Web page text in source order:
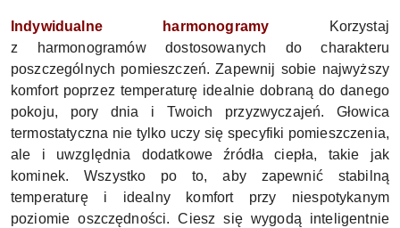
Indywidualne harmonogramy
Korzystaj
z harmonogramów dostosowanych do charakteru
poszczególnych pomieszczeń. Zapewnij sobie najwyższy
komfort poprzez temperaturę idealnie dobraną do danego
pokoju, pory dnia i Twoich przyzwyczajeń. Głowica
termostatyczna nie tylko uczy się specyfiki pomieszczenia,
ale i uwzględnia dodatkowe źródła ciepła, takie jak
kominek. Wszystko po to, aby zapewnić stabilną
temperaturę i idealny komfort przy niespotykanym
poziomie oszczędności. Ciesz się wygodą inteligentnie